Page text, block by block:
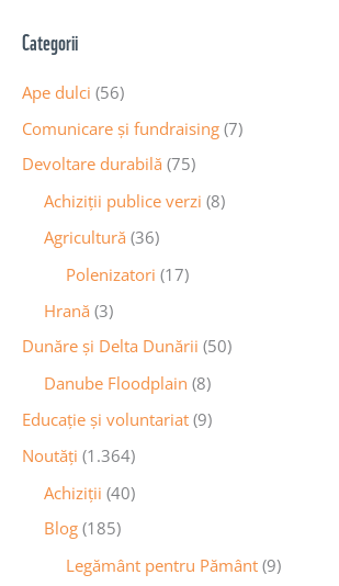
Categorii
Ape dulci (56)
Comunicare și fundraising (7)
Devoltare durabilă (75)
Achiziții publice verzi (8)
Agricultură (36)
Polenizatori (17)
Hrană (3)
Dunăre și Delta Dunării (50)
Danube Floodplain (8)
Educaţie și voluntariat (9)
Noutăţi (1.364)
Achiziţii (40)
Blog (185)
Legământ pentru Pământ (9)